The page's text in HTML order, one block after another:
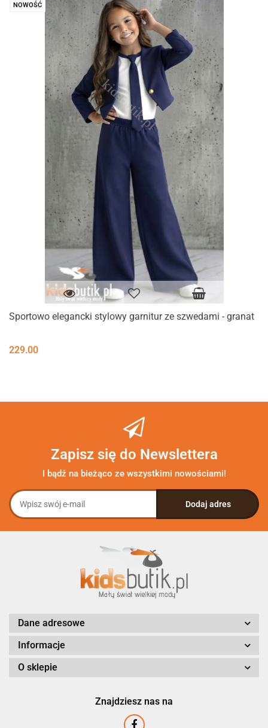
NOWOŚĆ
Sportowo elegancki stylowy garnitur ze szwedami - granat
229.00
Zapisz się do Newslettera
I bądź na bieżąco ze wszystkimi nowościami!
Dane adresowe
Informacje
O sklepie
Znajdziesz nas na